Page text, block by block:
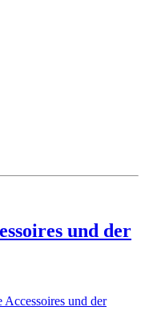
und der
und der